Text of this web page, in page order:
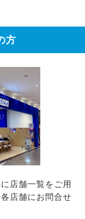
方
店舗一覧をご用
店舗にお問合せ